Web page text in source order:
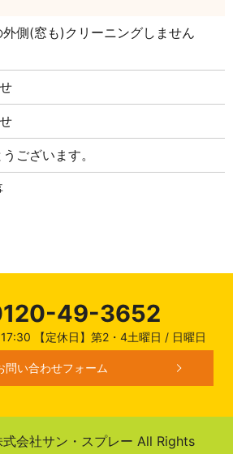
側(窓も)クリーニングしません
ございます。
49-3652
【定休日】第2・4土曜日 / 日曜日
問い合わせフォーム
会社サン・スプレー All Rights